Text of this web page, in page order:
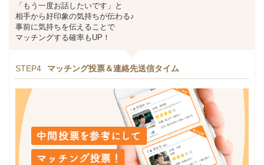
「もう一度お話したいです」と
相手から好印象の気持ちが伝わる♪
事前に気持ちを伝えることで
マッチングする確率もUP！
STEP4 マッチング投票＆連絡先送信タイム